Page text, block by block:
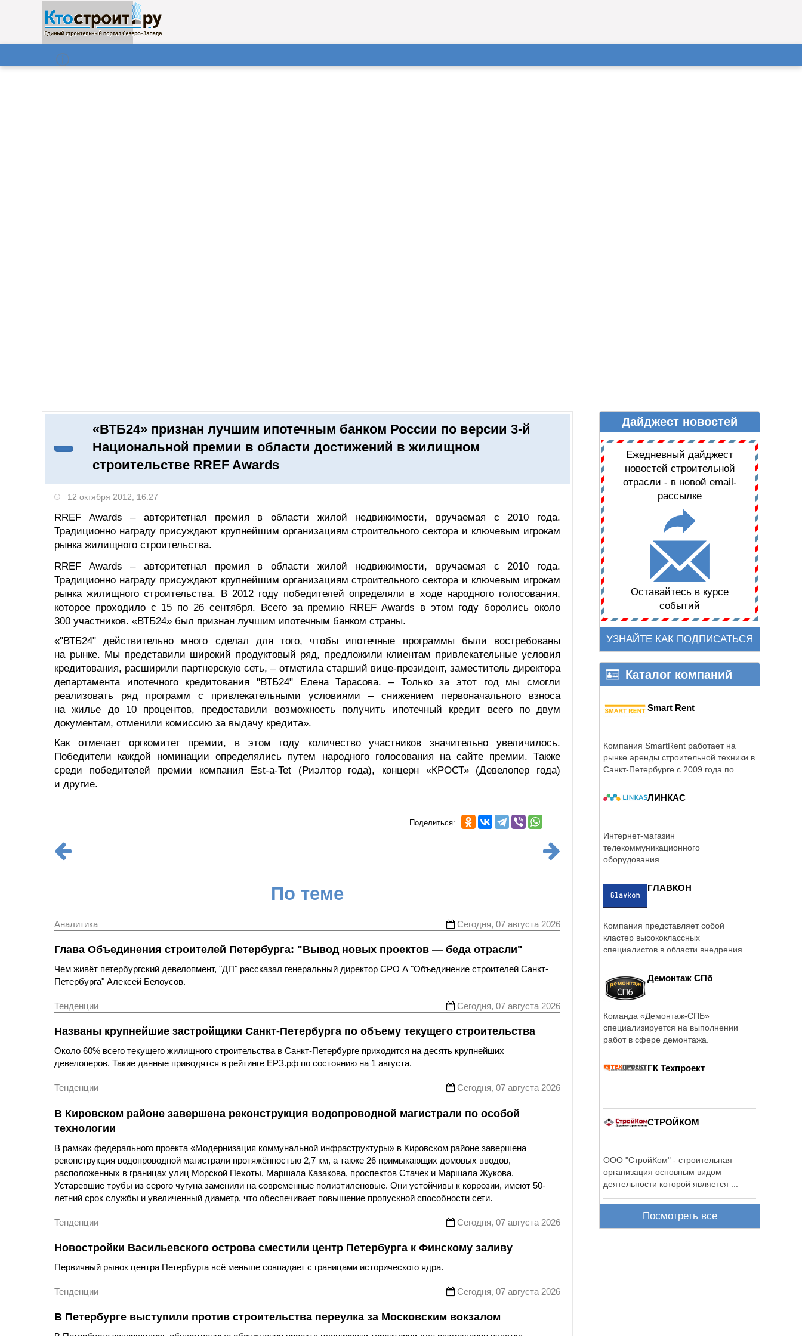
Поиск
КЛЮЧЕВЫЕ ФИГУРЫ ДАЙДЖЕСТ НОВОСТЕЙ
«ВТБ24» признан лучшим ипотечным банком России по версии 3-й
Национальной премии в области достижений в жилищном
строительстве RREF Awards
12 октября 2012, 16:27
RREF Awards – авторитетная премия в области жилой недвижимости, вручаемая с 2010 года.
Традиционно награду присуждают крупнейшим организациям строительного сектора и ключевым игрокам
рынка жилищного строительства.
RREF Awards – авторитетная премия в области жилой недвижимости, вручаемая с 2010 года.
Традиционно награду присуждают крупнейшим организациям строительного сектора и ключевым игрокам
рынка жилищного строительства. В 2012 году победителей определяли в ходе народного голосования,
которое проходило с 15 по 26 сентября. Всего за премию RREF Awards в этом году боролись около
300 участников. «ВТБ24» был признан лучшим ипотечным банком страны.
«"ВТБ24" действительно много сделал для того, чтобы ипотечные программы были востребованы
на рынке. Мы представили широкий продуктовый ряд, предложили клиентам привлекательные условия
кредитования, расширили партнерскую сеть, – отметила старший вице-президент, заместитель директора
департамента ипотечного кредитования "ВТБ24" Елена Тарасова. – Только за этот год мы смогли
реализовать ряд программ с привлекательными условиями – снижением первоначального взноса
на жилье до 10 процентов, предоставили возможность получить ипотечный кредит всего по двум
документам, отменили комиссию за выдачу кредита».
Как отмечает оргкомитет премии, в этом году количество участников значительно увеличилось.
Победители каждой номинации определялись путем народного голосования на сайте премии. Также
среди победителей премии компания Est-a-Tet (Риэлтор года), концерн «КРОСТ» (Девелопер года)
и другие.
Поделиться:
По теме
Аналитика Сегодня, 07 августа 2026
Глава Объединения строителей Петербурга: "Вывод новых проектов — беда отрасли"
Чем живёт петербургский девелопмент, "ДП" рассказал генеральный директор СРО А "Объединение строителей Санкт-
Петербурга" Алексей Белоусов.
Тенденции Сегодня, 07 августа 2026
Названы крупнейшие застройщики Санкт-Петербурга по объему текущего строительства
Около 60% всего текущего жилищного строительства в Санкт-Петербурге приходится на десять крупнейших
девелоперов. Такие данные приводятся в рейтинге ЕРЗ.рф по состоянию на 1 августа.
Тенденции Сегодня, 07 августа 2026
В Кировском районе завершена реконструкция водопроводной магистрали по особой
технологии
В рамках федерального проекта «Модернизация коммунальной инфраструктуры» в Кировском районе завершена
реконструкция водопроводной магистрали протяжённостью 2,7 км, а также 26 примыкающих домовых вводов,
расположенных в границах улиц Морской Пехоты, Маршала Казакова, проспектов Стачек и Маршала Жукова.
Устаревшие трубы из серого чугуна заменили на современные полиэтиленовые. Они устойчивы к коррозии, имеют 50-
летний срок службы и увеличенный диаметр, что обеспечивает повышение пропускной способности сети.
Тенденции Сегодня, 07 августа 2026
Новостройки Васильевского острова сместили центр Петербурга к Финскому заливу
Первичный рынок центра Петербурга всё меньше совпадает с границами исторического ядра.
Тенденции Сегодня, 07 августа 2026
В Петербурге выступили против строительства переулка за Московским вокзалом
Дайджест новостей
Ежедневный дайджест
новостей строительной
отрасли - в новой email-
рассылке
Оставайтесь в курсе
событий
УЗНАЙТЕ КАК ПОДПИСАТЬСЯ
Каталог компаний
Smart Rent
Компания SmartRent работает на
рынке аренды строительной техники в
Санкт-Петербурге с 2009 года по
ЛИНКАС
Интернет-магазин
телекоммуникационного
оборудования
ГЛАВКОН
Компания представляет собой
кластер высококлассных
специалистов в области внедрения и
Демонтаж СПб
Команда «Демонтаж-СПБ»
специализируется на выполнении
работ в сфере демонтажа.
ГК Техпроект
СТРОЙКОМ
ООО "СтройКом" - строительная
организация основным видом
деятельности которой является ...
Посмотреть все